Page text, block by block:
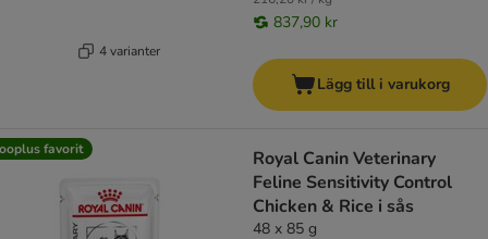
4 varianter
837,90 kr
Lägg till i varukorg
favorit
Royal Canin Veterinary
Feline Sensitivity Control
Chicken & Rice i sås
48 x 85 g